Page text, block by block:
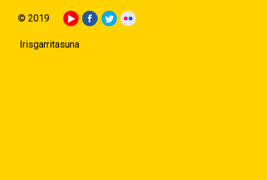
© 2019
Irisgarritasuna